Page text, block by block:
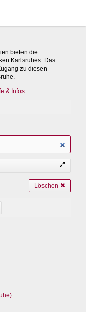
bieten die
Karlsruhes. Das
zu diesen
& Infos
Löschen